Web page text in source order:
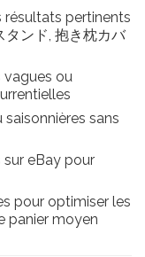
résultats pertinents
タンド, 抱き枕カバ
vagues ou
sans
eBay pour
pour optimiser les
panier moyen